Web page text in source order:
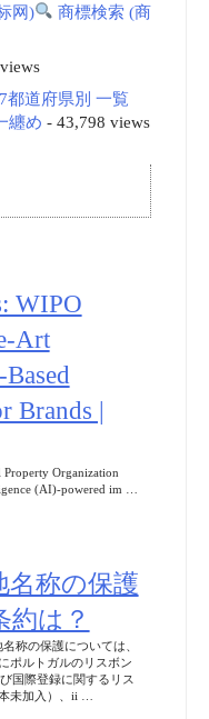
网)
商標検索 (商
都道府県別 一覧
纏め - 43,798 views
WIPO
Art
Brands |
Organization
(AI)-powered im …
名称の保護
は？
称の保護については、
ポルトガルのリスボン
国際登録に関するリス
未加入）、ii …